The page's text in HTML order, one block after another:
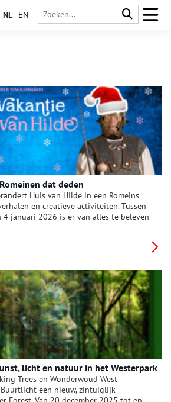
NL EN
dat deden
Huis van Hilde in een Romeins
en creatieve activiteiten. Tussen
4 januari 2026 is er van alles te beleven
licht en natuur in het Westerpark
Trees en Wonderwoud West
een nieuw, zintuiglijk